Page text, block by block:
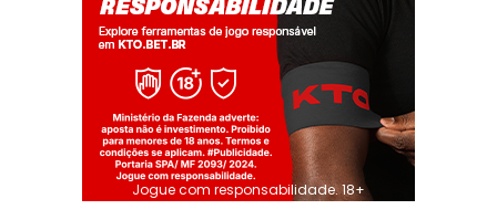
Jogue com responsabilidade. 18+